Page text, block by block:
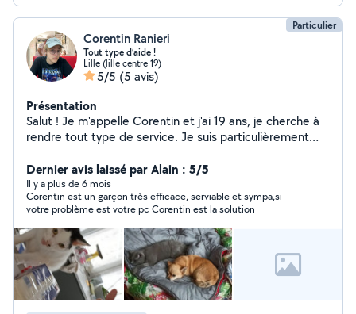
Particulier
Corentin Ranieri
Tout type d’aide !
Lille (lille centre 19)
5/5 (5 avis)
Présentation
Salut ! Je m'appelle Corentin et j'ai 19 ans, je cherche à
rendre tout type de service. Je suis particulièrement
entretien d'espaces verts. N'hésitez pas à me contacter
!
Dernier avis laissé par Alain : 5/5
Il y a plus de 6 mois
Corentin est un garçon très efficace, serviable et sympa,si
votre problème est votre pc Corentin est la solution